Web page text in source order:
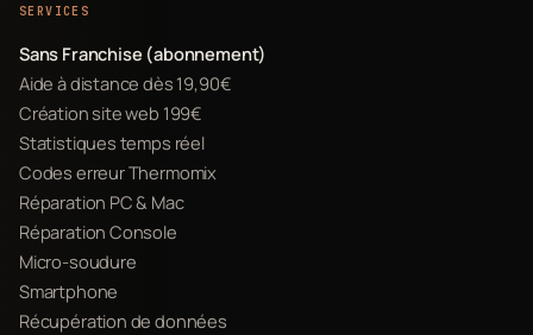
SERVICES
Sans Franchise (abonnement)
Aide à distance dès 19,90€
Création site web 199€
Statistiques temps réel
Codes erreur Thermomix
Réparation PC & Mac
Réparation Console
Micro-soudure
Smartphone
Récupération de données